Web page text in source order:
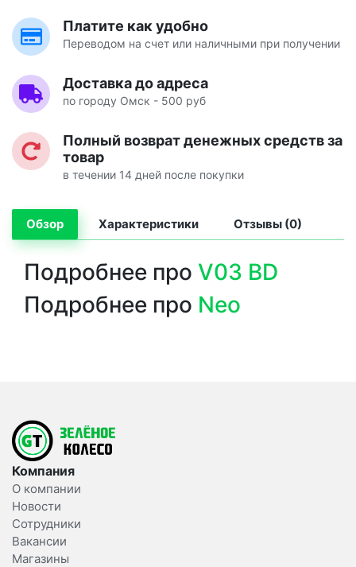
Платите как удобно
Переводом на счет или наличными при получении
Доставка до адреса
по городу Омск - 500 руб
Полный возврат денежных средств за
товар
в течении 14 дней после покупки
Обзор Характеристики Отзывы (0)
Подробнее про V03 BD
Подробнее про Neo
Компания
О компании
Новости
Сотрудники
Вакансии
Магазины